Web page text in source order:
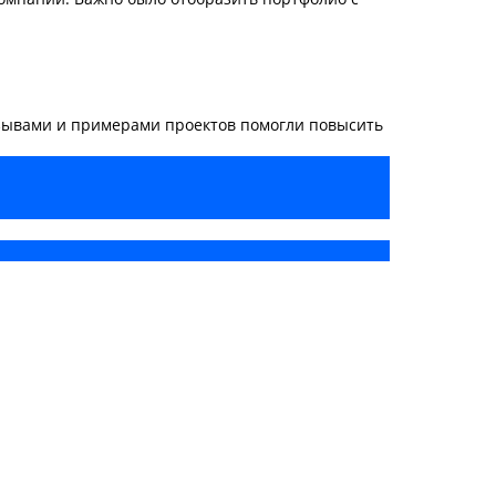
и примерами проектов помогли повысить